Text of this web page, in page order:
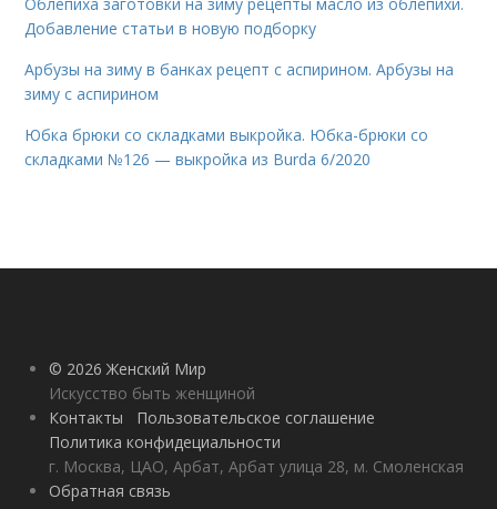
Добавление статьи в новую подборку
Арбузы на зиму в банках рецепт с аспирином. Арбузы на
зиму с аспирином
Юбка брюки со складками выкройка. Юбка-брюки со
складками №126 — выкройка из Burda 6/2020
© 2026 Женский Мир
Искусство быть женщиной
Контакты
Пользовательское соглашение
Политика конфидециальности
г. Москва, ЦАО, Арбат, Арбат улица 28, м. Смоленская
Обратная связь